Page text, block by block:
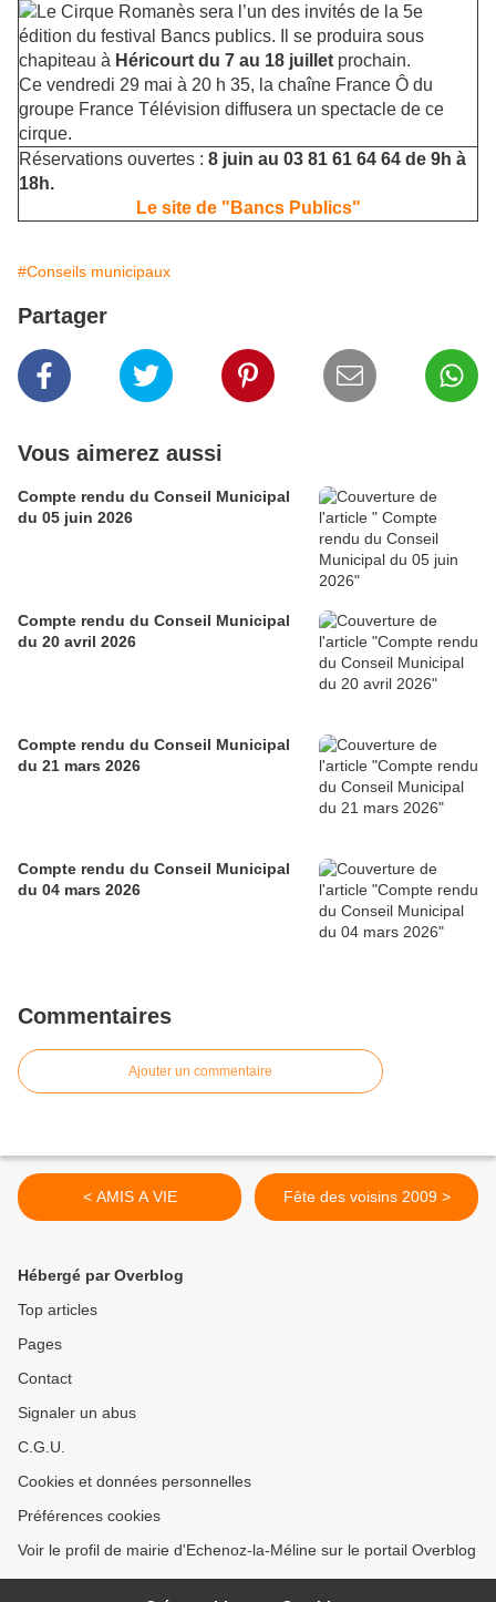
Le Cirque Romanès sera l’un des invités de la 5e
édition du festival Bancs publics. Il se produira sous
chapiteau à Héricourt du 7 au 18 juillet prochain.
Ce vendredi 29 mai à 20 h 35, la chaîne France Ô du
groupe France Télévision diffusera un spectacle de ce
cirque.
Réservations ouvertes : 8 juin au 03 81 61 64 64 de 9h à
18h.
Le site de "Bancs Publics"
#Conseils municipaux
Partager
Vous aimerez aussi
Compte rendu du Conseil Municipal
du 05 juin 2026
Compte rendu du Conseil Municipal
du 20 avril 2026
Compte rendu du Conseil Municipal
du 21 mars 2026
Compte rendu du Conseil Municipal
du 04 mars 2026
Commentaires
Ajouter un commentaire
< AMIS A VIE Fête des voisins 2009 >
Hébergé par Overblog
Top articles
Pages
Contact
Signaler un abus
C.G.U.
Cookies et données personnelles
Préférences cookies
Voir le profil de mairie d'Echenoz-la-Méline sur le portail Overblog